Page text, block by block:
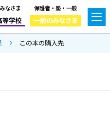
なさま
等学校
保護者・塾・一般
一般のみなさま
この本の購入先